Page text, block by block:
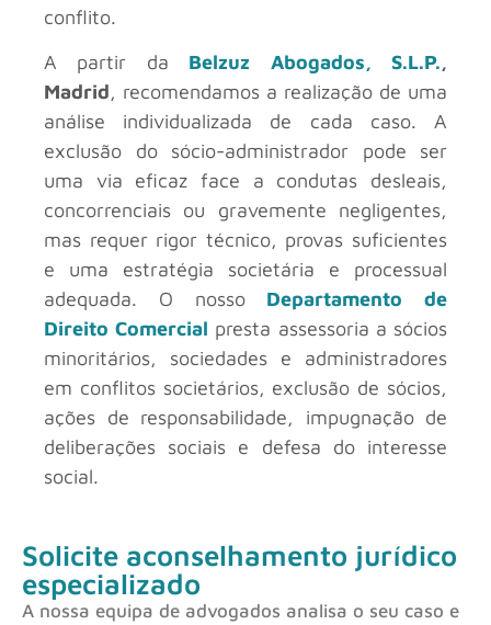
conflito.
A partir da Belzuz Abogados, S.L.P.,
Madrid, recomendamos a realização de uma
análise individualizada de cada caso. A
exclusão do sócio-administrador pode ser
uma via eficaz face a condutas desleais,
concorrenciais ou gravemente negligentes,
mas requer rigor técnico, provas suficientes
e uma estratégia societária e processual
adequada. O nosso Departamento de
Direito Comercial presta assessoria a sócios
minoritários, sociedades e administradores
em conflitos societários, exclusão de sócios,
ações de responsabilidade, impugnação de
deliberações sociais e defesa do interesse
social.
Solicite aconselhamento jurídico
especializado
A nossa equipa de advogados analisa o seu caso e